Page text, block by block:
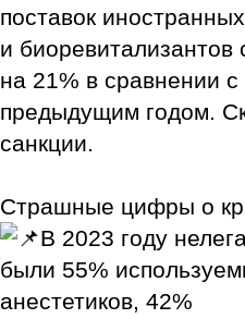
поставок
и биоревитализантов
на 21% в сравнении с
предыдущим годом.
санкции.
Страшные цифры о
В 2023 году
были 55%
анестетиков, 42%